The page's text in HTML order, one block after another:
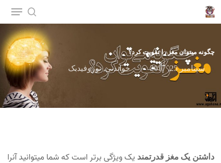
چگونه میتوان مغز را تقویت کرد؟
سپتامبر 25, 2017 خواندنی,نوروفیدبک
داشتن یک مغز قدرتمند یک ویژگی برتر است که شما میتوانید آنرا